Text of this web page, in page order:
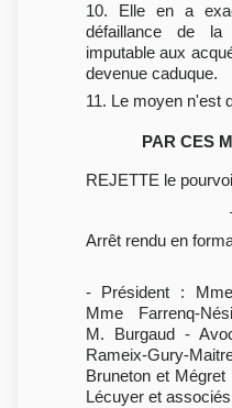
10. Elle en a
défaillance de la
imputable aux
devenue caduque.
11. Le moyen n'est
PAR CES
REJETTE le
Arrêt rendu en
- Président :
Mme Farrenq-
M. Burgaud -
Rameix-Gury-
Bruneton et Mégret
Lécuyer et